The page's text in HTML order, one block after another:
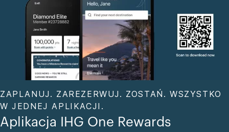
ZAPLANUJ. ZAREZERWUJ. ZOSTAŃ. WSZYSTKO
W JEDNEJ APLIKACJI.
Aplikacja IHG One Rewards